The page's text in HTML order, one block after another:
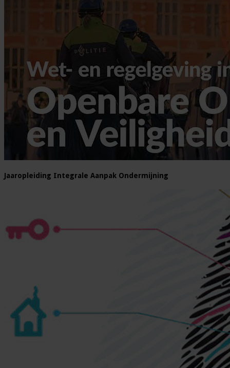
Jaaropleiding Integrale Aanpak Ondermijning